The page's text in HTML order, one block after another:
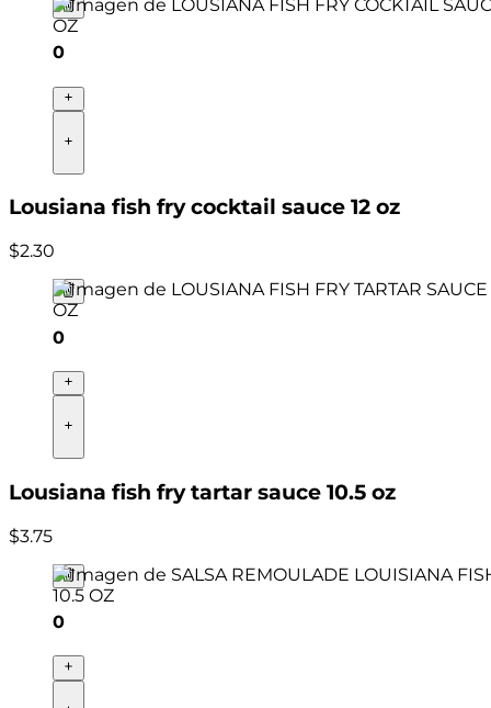
0
Lousiana fish fry cocktail sauce 12 oz
$2.30
0
Lousiana fish fry tartar sauce 10.5 oz
$3.75
0